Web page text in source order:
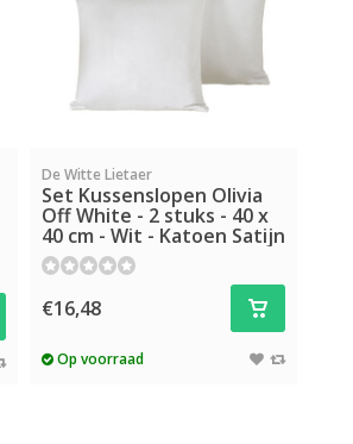
De Witte Lietaer
Set Kussenslopen Olivia
Off White - 2 stuks - 40 x
40 cm - Wit - Katoen Satijn
€16,48
Op voorraad